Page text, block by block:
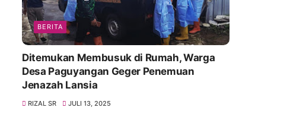
BERITA
Ditemukan Membusuk di Rumah, Warga
Desa Paguyangan Geger Penemuan
Jenazah Lansia
RIZAL SR JULI 13, 2025